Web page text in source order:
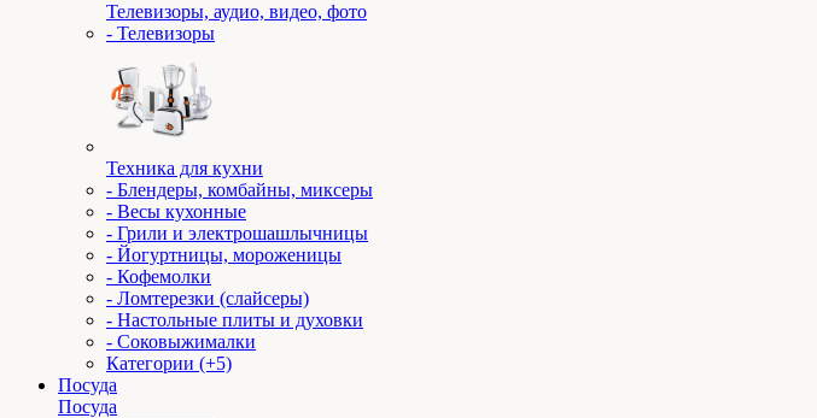
Телевизоры, аудио, видео, фото
- Телевизоры
Техника для кухни
- Блендеры, комбайны, миксеры
- Весы кухонные
- Грили и электрошашлычницы
- Йогуртницы, мороженицы
- Кофемолки
- Ломтерезки (слайсеры)
- Настольные плиты и духовки
- Соковыжималки
Категории (+5)
Посуда
Посуда